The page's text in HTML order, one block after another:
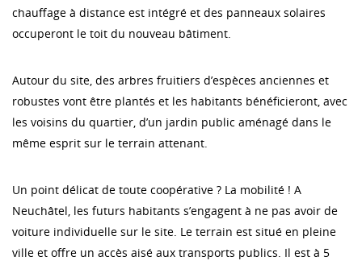
chauffage à distance est intégré et des panneaux solaires
occuperont le toit du nouveau bâtiment.
Autour du site, des arbres fruitiers d’espèces anciennes et
robustes vont être plantés et les habitants bénéficieront, avec
les voisins du quartier, d’un jardin public aménagé dans le
même esprit sur le terrain attenant.
Un point délicat de toute coopérative ? La mobilité ! A
Neuchâtel, les futurs habitants s’engagent à ne pas avoir de
voiture individuelle sur le site. Le terrain est situé en pleine
ville et offre un accès aisé aux transports publics. Il est à 5